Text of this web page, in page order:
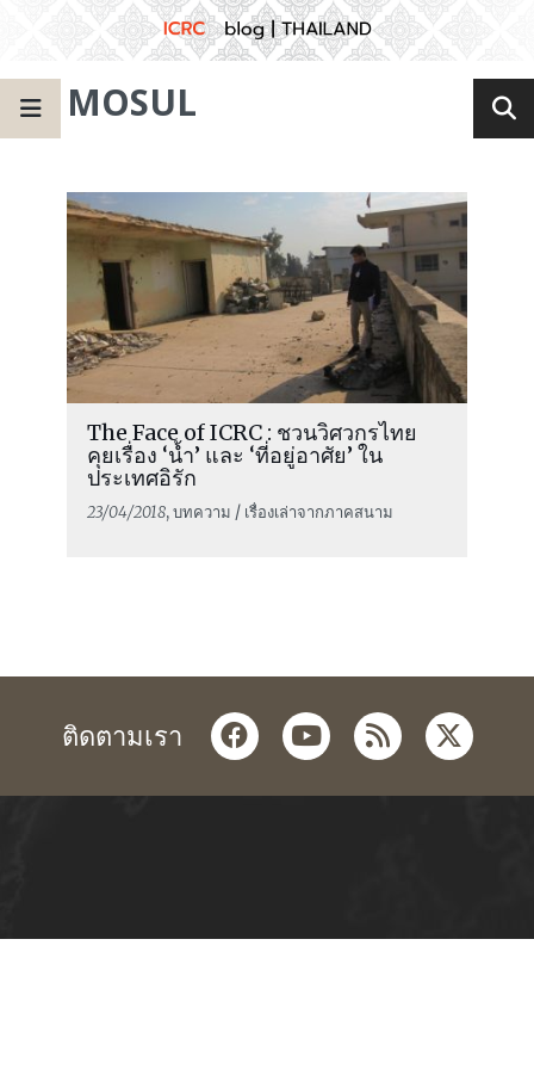
MOSUL
The Face of ICRC : ชวนวิศวกรไทย
คุยเรื่อง ‘น้ำ’ และ ‘ที่อยู่อาศัย’ ใน
ประเทศอิรัก
23/04/2018, บทความ / เรื่องเล่าจากภาคสนาม
ติดตามเรา facebookyoutube
rss twitter